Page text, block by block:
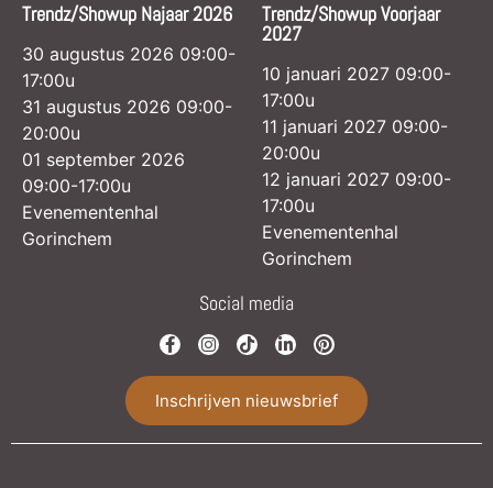
Trendz/Showup Najaar 2026
30 augustus 2026 09:00-
17:00u
31 augustus 2026 09:00-
20:00u
01 september 2026
09:00-17:00u
Evenementenhal
Gorinchem
Trendz/Showup Voorjaar
2027
10 januari 2027 09:00-
17:00u
11 januari 2027 09:00-
20:00u
12 januari 2027 09:00-
17:00u
Evenementenhal
Gorinchem
Social media
Inschrijven nieuwsbrief